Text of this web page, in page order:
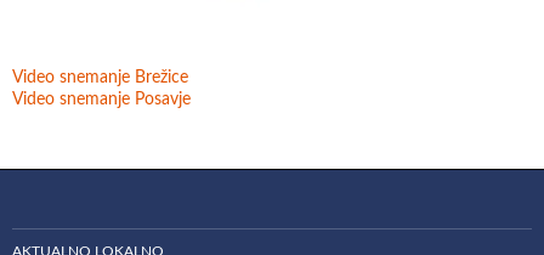
Video snemanje Brežice
Video snemanje Posavje
AKTUALNO LOKALNO